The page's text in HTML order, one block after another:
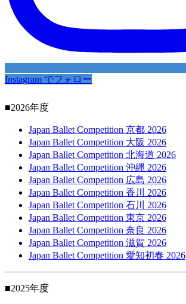
Instagram でフォロー
■2026年度
Japan Ballet Competition 京都 2026
Japan Ballet Competition 大阪 2026
Japan Ballet Competition 北海道 2026
Japan Ballet Competition 沖縄 2026
Japan Ballet Competition 広島 2026
Japan Ballet Competition 香川 2026
Japan Ballet Competition 石川 2026
Japan Ballet Competition 東京 2026
Japan Ballet Competition 奈良 2026
Japan Ballet Competition 滋賀 2026
Japan Ballet Competition 愛知初春 2026
■2025年度